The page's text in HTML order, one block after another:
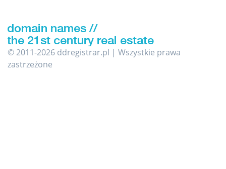
© 2011-2026 ddregistrar.pl | Wszystkie prawa
zastrzeżone